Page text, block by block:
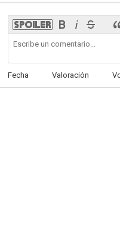
--
Fecha Valoración